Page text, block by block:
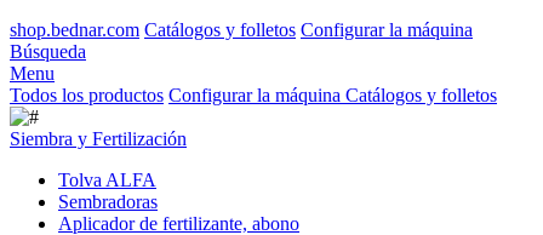
shop.bednar.com Catálogos y folletos Configurar la máquina
Búsqueda
Menu
Todos los productos Configurar la máquina Catálogos y folletos
Siembra y Fertilización
Tolva ALFA
Sembradoras
Aplicador de fertilizante, abono